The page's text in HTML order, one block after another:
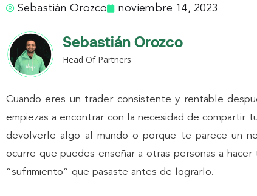
Sebastián Orozco noviembre 14, 2023
Sebastián Orozco
Head Of Partners
Cuando eres un trader consistente y rentable
empiezas a encontrar con la necesidad de compartir
devolverle algo al mundo o porque te parece un
ocurre que puedes enseñar a otras personas a
“sufrimiento” que pasaste antes de lograrlo.